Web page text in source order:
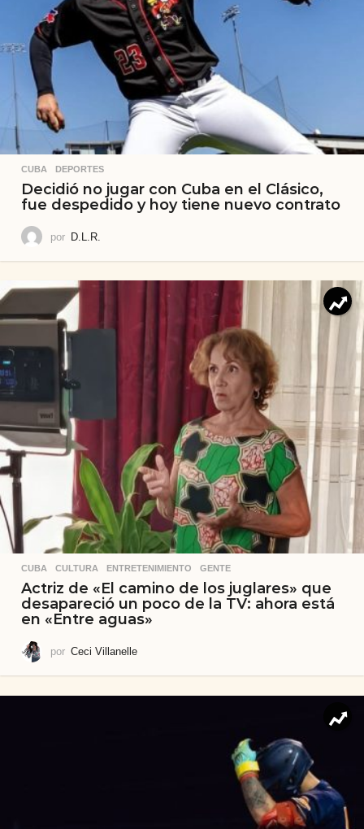
CUBA ,DEPORTES
Decidió no jugar con Cuba en el Clásico,
fue despedido y hoy tiene nuevo contrato
por D.L.R.
CUBA ,CULTURA ,ENTRETENIMIENTO ,GENTE
Actriz de «El camino de los juglares» que
desapareció un poco de la TV: ahora está
en «Entre aguas»
por Ceci Villanelle